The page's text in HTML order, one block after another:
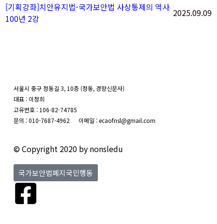
[기획강좌]치안유지법-국가보안법 사상통제의 역사
100년 2강
2025.09.09
서울시 중구 정동길 3, 10층 (정동, 경향신문사)
대표 : 이정희
고유번호 : 106-82-74785
문의 : 010-7687-4962 이메일 : ecaofnsl@gmail.com
© Copyright 2020 by nonsledu
국가보안법폐지국민행동